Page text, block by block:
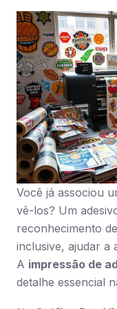
Você já associou
vê-los? Um
reconhecimento
inclusive, ajudar a
A impressão de
detalhe essencial